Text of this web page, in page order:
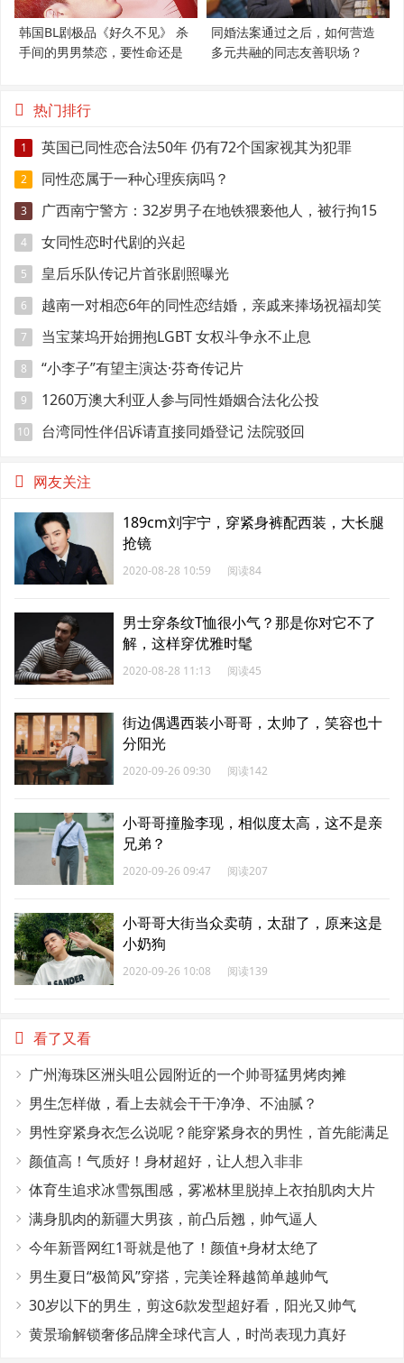
韩国BL剧极品《好久不见》 杀
手间的男男禁恋，要性命还是
同婚法案通过之后，如何营造
多元共融的同志友善职场？
热门排行
1 英国已同性恋合法50年 仍有72个国家视其为犯罪
2 同性恋属于一种心理疾病吗？
3
广西南宁警方：32岁男子在地铁猥亵他人，被行拘15
日
4 女同性恋时代剧的兴起
5 皇后乐队传记片首张剧照曝光
6
越南一对相恋6年的同性恋结婚，亲戚来捧场祝福却笑
得有点尴尬
7 当宝莱坞开始拥抱LGBT 女权斗争永不止息
8 “小李子”有望主演达·芬奇传记片
9 1260万澳大利亚人参与同性婚姻合法化公投
10 台湾同性伴侣诉请直接同婚登记 法院驳回
网友关注
189cm刘宇宁，穿紧身裤配西装，大长腿
抢镜
2020-08-28 10:59 阅读84
男士穿条纹T恤很小气？那是你对它不了
解，这样穿优雅时髦
2020-08-28 11:13 阅读45
街边偶遇西装小哥哥，太帅了，笑容也十
分阳光
2020-09-26 09:30 阅读142
小哥哥撞脸李现，相似度太高，这不是亲
兄弟？
2020-09-26 09:47 阅读207
小哥哥大街当众卖萌，太甜了，原来这是
小奶狗
2020-09-26 10:08 阅读139
看了又看
广州海珠区洲头咀公园附近的一个帅哥猛男烤肉摊
男生怎样做，看上去就会干干净净、不油腻？
男性穿紧身衣怎么说呢？能穿紧身衣的男性，首先能满足
这4个条件
颜值高！气质好！身材超好，让人想入非非
体育生追求冰雪氛围感，雾凇林里脱掉上衣拍肌肉大片
满身肌肉的新疆大男孩，前凸后翘，帅气逼人
今年新晋网红1哥就是他了！颜值+身材太绝了
男生夏日“极简风”穿搭，完美诠释越简单越帅气
30岁以下的男生，剪这6款发型超好看，阳光又帅气
黄景瑜解锁奢侈品牌全球代言人，时尚表现力真好